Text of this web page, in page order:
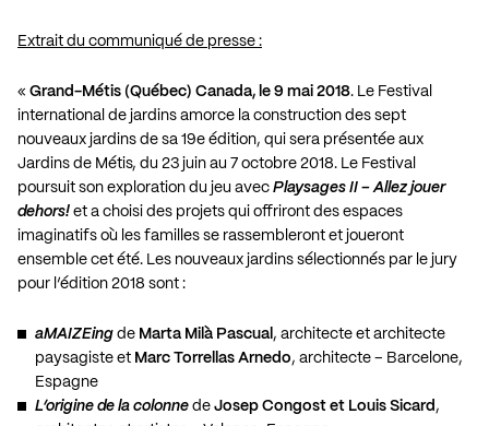
Extrait du communiqué de presse :
« Grand-Métis (Québec) Canada, le 9 mai 2018. Le Festival
international de jardins amorce la construction des sept
nouveaux jardins de sa 19e édition, qui sera présentée aux
Jardins de Métis, du 23 juin au 7 octobre 2018. Le Festival
poursuit son exploration du jeu avec Playsages II – Allez jouer
dehors! et a choisi des projets qui offriront des espaces
imaginatifs où les familles se rassembleront et joueront
ensemble cet été. Les nouveaux jardins sélectionnés par le jury
pour l’édition 2018 sont :
aMAIZEing de Marta Milà Pascual , architecte et architecte
paysagiste et Marc Torrellas Arnedo, architecte – Barcelone,
Espagne
L’origine de la colonne de Josep Congost et Louis Sicard ,